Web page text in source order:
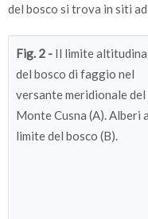
del bosco si trova in siti
Fig. 2 - Il limite
del bosco di faggio nel
versante meridionale del
Monte Cusna (A). Alberi
limite del bosco (B).